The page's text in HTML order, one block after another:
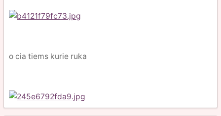
o cia tiems kurie ruka